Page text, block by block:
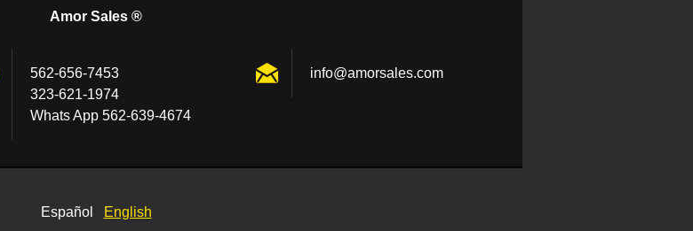
Amor Sales ®
562-656-7453
323-621-1974
Whats App 562-639-4674
info@amorsales.com
Español English